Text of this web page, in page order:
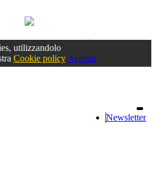
Accedioppure registrati
utilizzandolo
Cookie policy Accetta
Newsletter